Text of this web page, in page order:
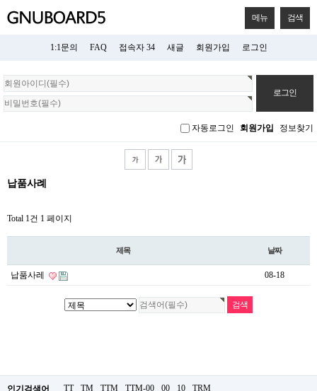
메뉴 검색
1:1문의 FAQ 접속자 34 새글 회원가입 로그인
회
원
로
자동로그인 회원가입 정보찾기
납품사례
Total 1건 1 페이지
제목 날짜
납품사레 08-18
인기검색어 TT TM TTM TTM-00 00 10 TRM